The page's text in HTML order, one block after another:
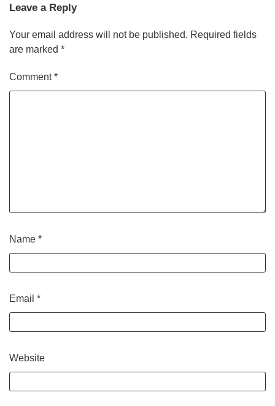
Leave a Reply
Your email address will not be published. Required fields
are marked *
Comment*
Name *
Email *
Website